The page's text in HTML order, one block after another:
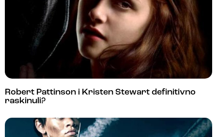
Robert Pattinson i Kristen Stewart definitivno
raskinuli?